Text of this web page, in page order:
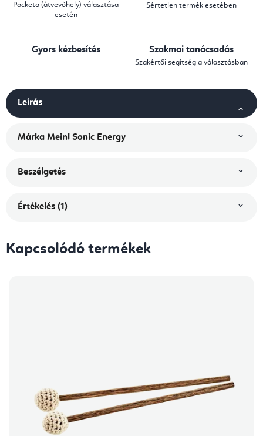
Packeta (átvevőhely) választása
esetén
Sértetlen termék esetében
Gyors kézbesítés Szakmai tanácsadás
Szakértői segítség a választásban
Leírás
Márka Meinl Sonic Energy
Beszélgetés
Értékelés (1)
Kapcsolódó termékek